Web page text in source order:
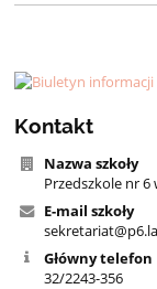
Kontakt
Nazwa szkoły
Przedszkole nr 6
E-mail szkoły
Główny telefon
32/2243-356